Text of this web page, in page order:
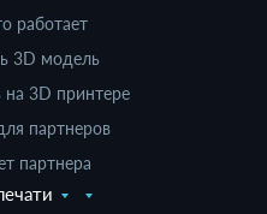
работает
3D модель
на 3D принтере
партнеров
партнера